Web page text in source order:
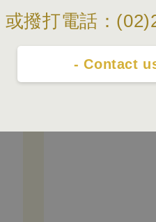
或撥打電話：
- Contact